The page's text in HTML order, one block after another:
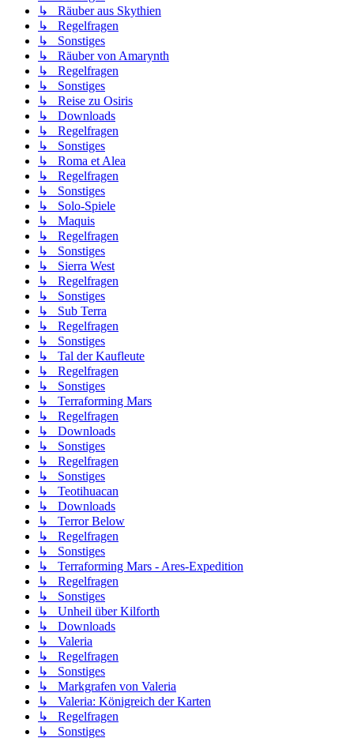
↳ Räuber aus Skythien
↳ Regelfragen
↳ Sonstiges
↳ Räuber von Amarynth
↳ Regelfragen
↳ Sonstiges
↳ Reise zu Osiris
↳ Downloads
↳ Regelfragen
↳ Sonstiges
↳ Roma et Alea
↳ Regelfragen
↳ Sonstiges
↳ Solo-Spiele
↳ Maquis
↳ Regelfragen
↳ Sonstiges
↳ Sierra West
↳ Regelfragen
↳ Sonstiges
↳ Sub Terra
↳ Regelfragen
↳ Sonstiges
↳ Tal der Kaufleute
↳ Regelfragen
↳ Sonstiges
↳ Terraforming Mars
↳ Regelfragen
↳ Downloads
↳ Sonstiges
↳ Regelfragen
↳ Sonstiges
↳ Teotihuacan
↳ Downloads
↳ Terror Below
↳ Regelfragen
↳ Sonstiges
↳ Terraforming Mars - Ares-Expedition
↳ Regelfragen
↳ Sonstiges
↳ Unheil über Kilforth
↳ Downloads
↳ Valeria
↳ Regelfragen
↳ Sonstiges
↳ Markgrafen von Valeria
↳ Valeria: Königreich der Karten
↳ Regelfragen
↳ Sonstiges